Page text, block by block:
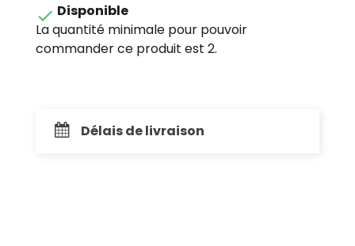
 Disponible
La quantité minimale pour pouvoir
commander ce produit est 2.
Délais de livraison